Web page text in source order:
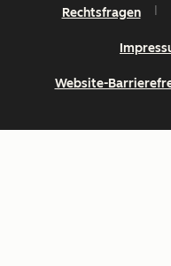
Rechtsfragen
Website-